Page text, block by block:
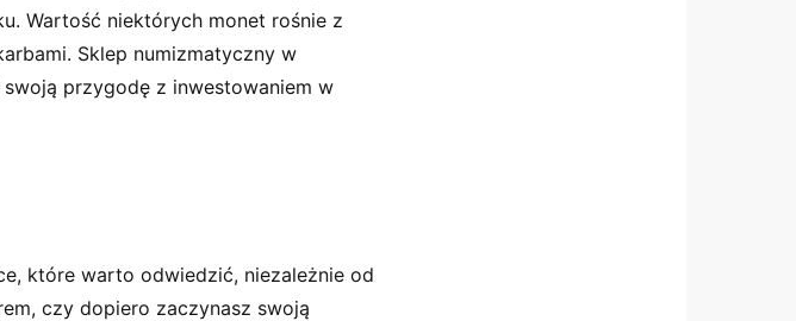
Wartość niektórych monet rośnie z
Sklep numizmatyczny w
przygodę z inwestowaniem w
które warto odwiedzić, niezależnie od
czy dopiero zaczynasz swoją